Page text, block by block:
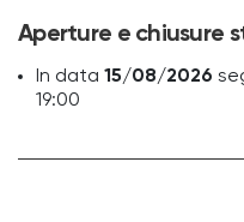
Aperture e chiusure
In data 15/08/2026
19:00